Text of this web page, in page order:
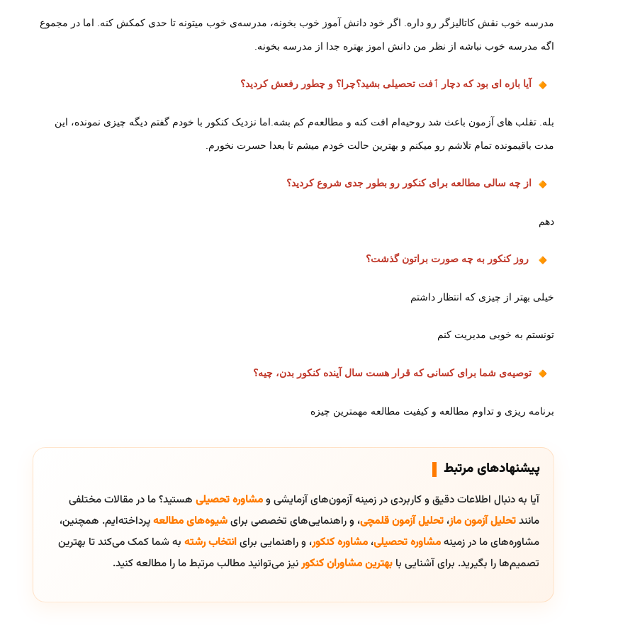
مدرسه خوب نقش کاتالیزگر رو داره. اگر خود دانش آموز خوب بخونه، مدرسه‌ی خوب میتونه تا حدی کمکش کنه. اما در مجموع
اگه مدرسه خوب نباشه از نظر من دانش اموز بهتره جدا از مدرسه بخونه.
آیا بازه ای بود که دچار ٱفت تحصیلی بشید؟چرا؟ و چطور رفعش کردید؟
بله. تقلب های آزمون باعث شد روحیه‌ام افت کنه و مطالعه‌م کم بشه.اما نزدیک کنکور با خودم گفتم دیگه چیزی نمونده، این
مدت باقیمونده تمام تلاشم رو میکنم و بهترین حالت خودم میشم تا بعدا حسرت نخورم.
از چه سالی مطالعه برای کنکور رو بطور جدی شروع کردید؟
دهم
روز کنکور به چه صورت براتون گذشت؟
خیلی بهتر از چیزی که انتظار داشتم
تونستم به خوبی مدیریت کنم
توصیه‌ی شما برای کسانی که قرار هست سال آینده کنکور بدن، چیه؟
برنامه ریزی و تداوم مطالعه و کیفیت مطالعه مهمترین چیزه
پیشنهادهای مرتبط
آیا به دنبال اطلاعات دقیق و کاربردی در زمینه آزمون‌های آزمایشی ومشاوره تحصیلی هستید؟ ما در مقالات مختلفی
مانندتحلیل آزمون ماز، تحلیل آزمون قلمچی، و راهنمایی‌های تخصصی برایشیوه‌های مطالعهپرداخته‌ایم. همچنین،
مشاوره‌های ما در زمینهمشاوره تحصیلی، مشاوره کنکور، و راهنمایی برایانتخاب رشته به شما کمک می‌کند تا بهترین
تصمیم‌ها را بگیرید. برای آشنایی با بهترین مشاوران کنکورنیز می‌توانید مطالب مرتبط ما را مطالعه کنید.